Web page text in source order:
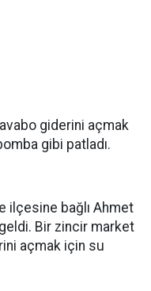
giderini açmak
gibi patladı.
ilçesine bağlı Ahmet
Bir zincir market
açmak için su